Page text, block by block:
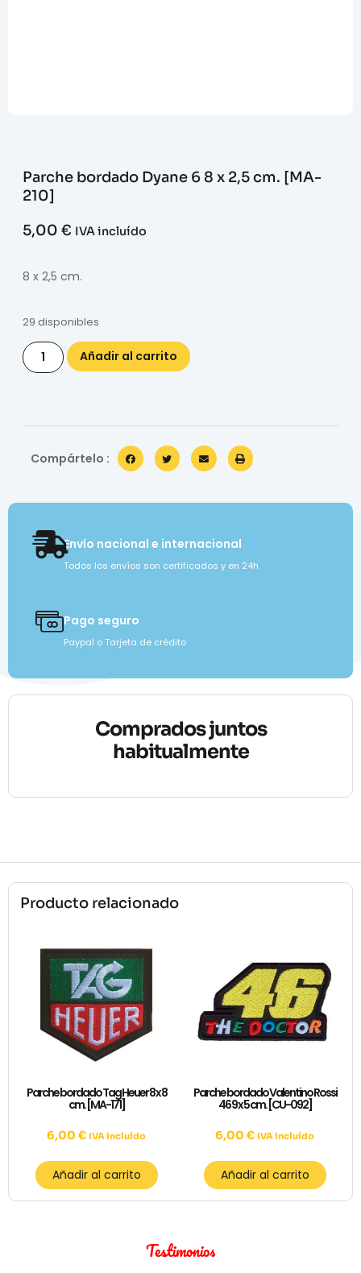
Parche bordado Dyane 6 8 x 2,5 cm. [MA-
210]
5,00 € IVA incluído
8 x 2,5 cm.
29 disponibles
Añadir al carrito
Compártelo :
Envío nacional e internacional
Todos los envíos son certificados y en 24h
Pago seguro
Paypal o Tarjeta de crédito
Comprados juntos
habitualmente
Producto relacionado
Parche bordado Tag Heuer 8 x 8
cm. [MA-171]
6,00 € IVA incluído
Añadir al carrito
Parche bordado Valentino Rossi
46 9 x 5 cm. [CU-092]
6,00 € IVA incluído
Añadir al carrito
Testimonios